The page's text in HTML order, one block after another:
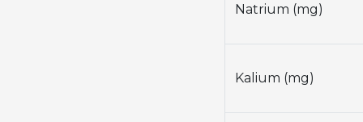
Natrium (mg)
Kalium (mg)